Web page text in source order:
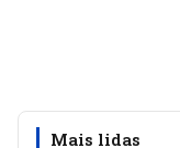
Mais lidas